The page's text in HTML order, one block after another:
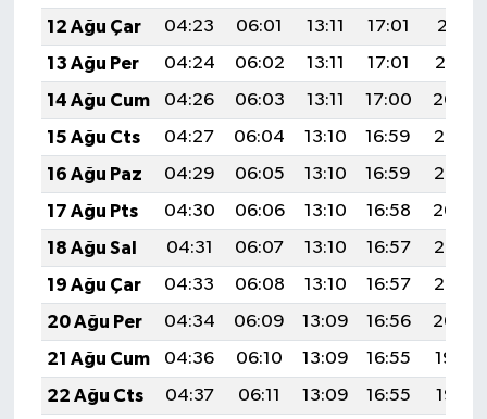
12 Ağu Çar
04:23 06:01 13:11 17:01
20:11
13 Ağu Per
04:24 06:02 13:11 17:01
20:10
14 Ağu Cum
04:26 06:03 13:11 17:00
20:09
15 Ağu Cts
04:27 06:04 13:10 16:59
20:07
16 Ağu Paz
04:29 06:05 13:10 16:59
20:06
17 Ağu Pts
04:30 06:06 13:10 16:58
20:04
18 Ağu Sal
04:31 06:07 13:10 16:57
20:03
19 Ağu Çar
04:33 06:08 13:10 16:57
20:02
20 Ağu Per
04:34 06:09 13:09 16:56
20:00
21 Ağu Cum
04:36 06:10 13:09 16:55
19:59
22 Ağu Cts
04:37 06:11 13:09 16:55
19:57